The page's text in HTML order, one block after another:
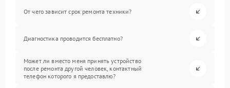
От чего зависит срок ремонта техники?
Диагностика проводится бесплатно?
Может ли вместо меня принять устройство
после ремонта другой человек, контактный
телефон которого я предоставлю?